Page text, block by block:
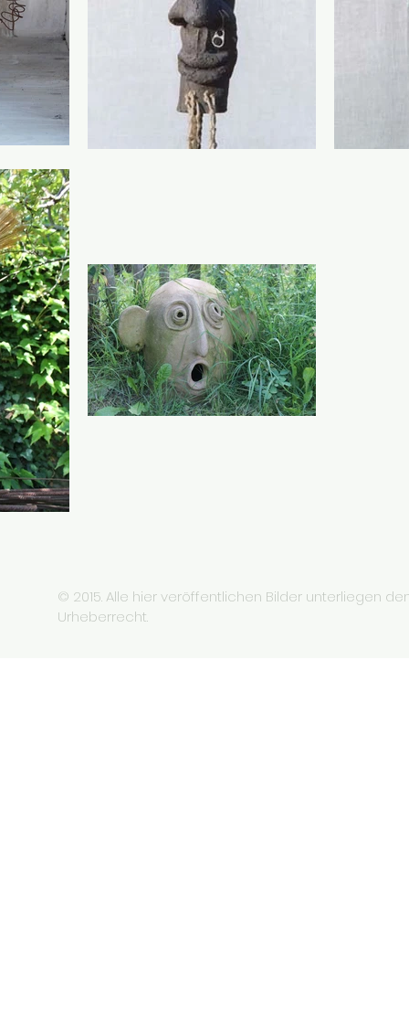
© 2015. Alle hier veröffentlichen Bilder unterliegen
Urheberrecht.